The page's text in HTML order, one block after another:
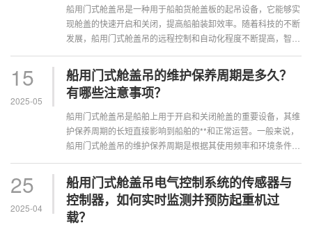
船用门式舱盖吊是一种用于船舶货舱盖板的起吊设备，它能够实
现舱盖的快速开启和关闭，提高船舶装卸效率。随着科技的不断
发展，船用门式舱盖吊的远程控制和自动化程度不断提高，智能
15
2025-05
船用门式舱盖吊的维护保养周期是多久？
有哪些注意事项？
船用门式舱盖吊是船舶上用于开启和关闭舱盖的重要设备，其维
护保养周期的长短直接影响到船舶的**和正常运营。一般来说，
船用门式舱盖吊的维护保养周期是根据其使用频率和环境条件来
25
2025-04
船用门式舱盖吊电气控制系统的传感器与
控制器，如何实时监测并预防起重机过
载？